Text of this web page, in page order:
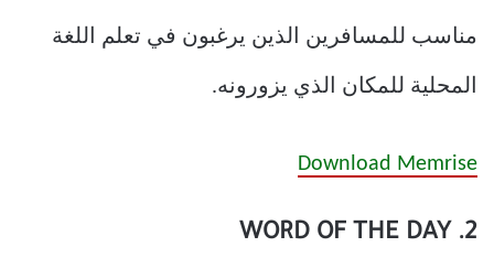
مناسب للمسافرين الذين يرغبون في تعلم اللغة
المحلية للمكان الذي يزورونه.
Download Memrise
2. WORD OF THE DAY